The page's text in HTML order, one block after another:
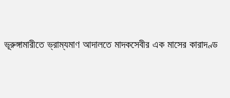
ভূরুঙ্গামারীতে ভ্রাম্যমাণ আদালতে মাদকসেবীর এক মাসের কারাদণ্ড